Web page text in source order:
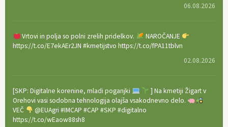
06.08.2026
Vrtovi in polja so polni zrelih pridelkov.
NAROČANJE
https://t.co/E7ekAEr2JN #kmetijstvo https://t.co/fPA11tblvn
02.08.2026
[SKP: Digitalne korenine, mladi poganjki
] Na kmetiji Žigart v
Orehovi vasi sodobna tehnologija olajša vsakodnevno delo.
VEČ
@EUAgri #IMCAP #CAP #SKP #digitalno
https://t.co/wEaow88sh8